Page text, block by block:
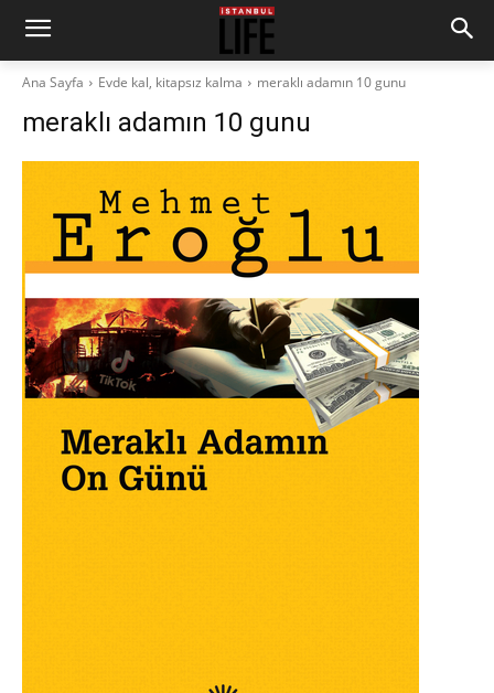
Ana Sayfa Evde kal, kitapsız kalma meraklı adamın 10 gunu
meraklı adamın 10 gunu